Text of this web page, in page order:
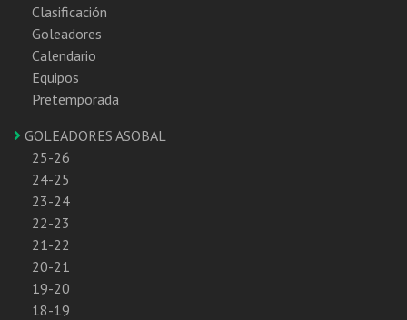
Clasificación
Goleadores
Calendario
Equipos
Pretemporada
GOLEADORES ASOBAL
25-26
24-25
23-24
22-23
21-22
20-21
19-20
18-19